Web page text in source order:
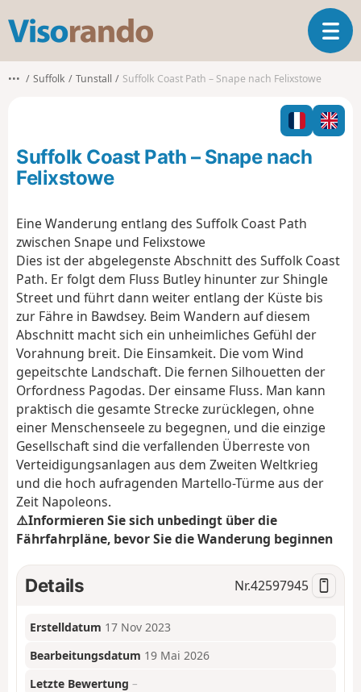
s
o
o
T
o
l
e
n
i
••• Suffolk Tunstall Suffolk Coast Path – Snape nach Felixstowe
Suffolk Coast Path – Snape nach
Felixstowe
Eine Wanderung entlang des Suffolk Coast Path
zwischen Snape und Felixstowe
Dies ist der abgelegenste Abschnitt des Suffolk Coast
Path. Er folgt dem Fluss Butley hinunter zur Shingle
Street und führt dann weiter entlang der Küste bis
zur Fähre in Bawdsey. Beim Wandern auf diesem
Abschnitt macht sich ein unheimliches Gefühl der
Vorahnung breit. Die Einsamkeit. Die vom Wind
gepeitschte Landschaft. Die fernen Silhouetten der
Orfordness Pagodas. Der einsame Fluss. Man kann
praktisch die gesamte Strecke zurücklegen, ohne
einer Menschenseele zu begegnen, und die einzige
Gesellschaft sind die verfallenden Überreste von
Verteidigungsanlagen aus dem Zweiten Weltkrieg
und die hoch aufragenden Martello-Türme aus der
Zeit Napoleons.
⚠️Informieren Sie sich unbedingt über die
Fährfahrpläne, bevor Sie die Wanderung beginnen
Details Nr.42597945
Erstelldatum 17 Nov 2023
Bearbeitungsdatum 19 Mai 2026
Letzte Bewertung –